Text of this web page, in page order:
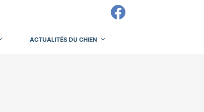
ACTUALITÉS DU CHIEN